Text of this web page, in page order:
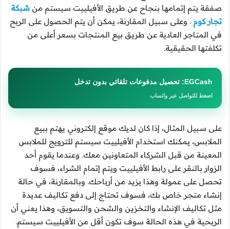
صفقة يتم إتمامها بنجاح عن طريق الأفيلييت سيستم من شبكة
تجار كوم . وعلى سبيل المقارنة، يمكن أن يتم الحصول على الربح
في المتاجر العادية عن طريق بيع المنتجات بسعر أعلى من
تكلفتها الحقيقية.
EGCash: تحصيل مدفوعات تلقائي بدون تدخل
اضغط للتواصل عبر واتساب
على سبيل المثال، إذا كان لديك موقع إلكتروني يهتم ببيع
الملابس، يمكنك استخدام الأفيلييت سيستم للترويج للملابس
المعينة من قبل الشركاء المتعاونين معك. وعندما يقوم أحد
الزوار بالنقر على رابط الأفيلييت ويتم إتمام الشراء، فسوف
تحصل على عمولة وهذا يزيد من أرباحك. وبالمقارنة، في حالة
إنشاء متجر خاص بك، فسوف تحتاج إلى دفع تكاليف عديدة
مثل تكاليف الإنشاء والتخزين والشحن والتسويق، وهذا يعني أن
الربحية في هذه الحالة سوف تكون أقل من الأفيلييت سيستم.